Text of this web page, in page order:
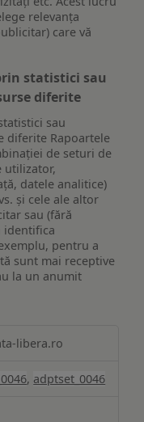
relevanța
care vă
statistici sau
diferite
sau
diferite Rapoartele
de seturi de
utilizator,
datele analitice)
și cele ale altor
sau (fără
identifica
pentru a
sunt mai receptive
la un anumit
libera.ro
, adptset_0046